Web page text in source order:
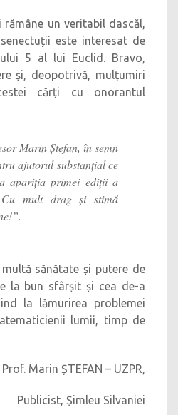
un veritabil dascăl,
este interesat de
5 al lui Euclid. Bravo,
și, deopotrivă, mulțumiri
cărți cu onorantul
Marin Ștefan, în semn
ajutorul substanțial ce
apariția primei ediții a
mult drag și stimă
sănătate și putere de
la bun sfârșit și cea de-a
la lămurirea problemei
lumii, timp de
Prof. Marin ȘTEFAN – UZPR,
Publicist, Șimleu Silvaniei